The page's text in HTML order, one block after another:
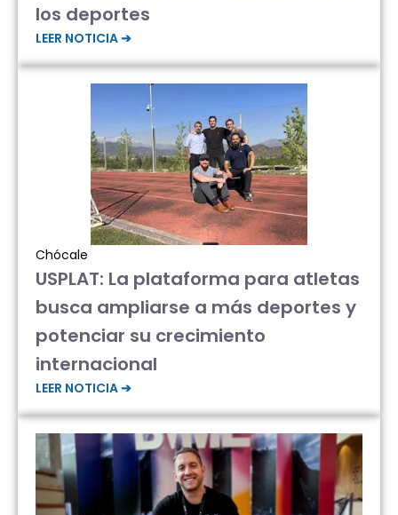
los deportes
LEER NOTICIA ➔
Chócale
USPLAT: La plataforma para atletas
busca ampliarse a más deportes y
potenciar su crecimiento
internacional
LEER NOTICIA ➔